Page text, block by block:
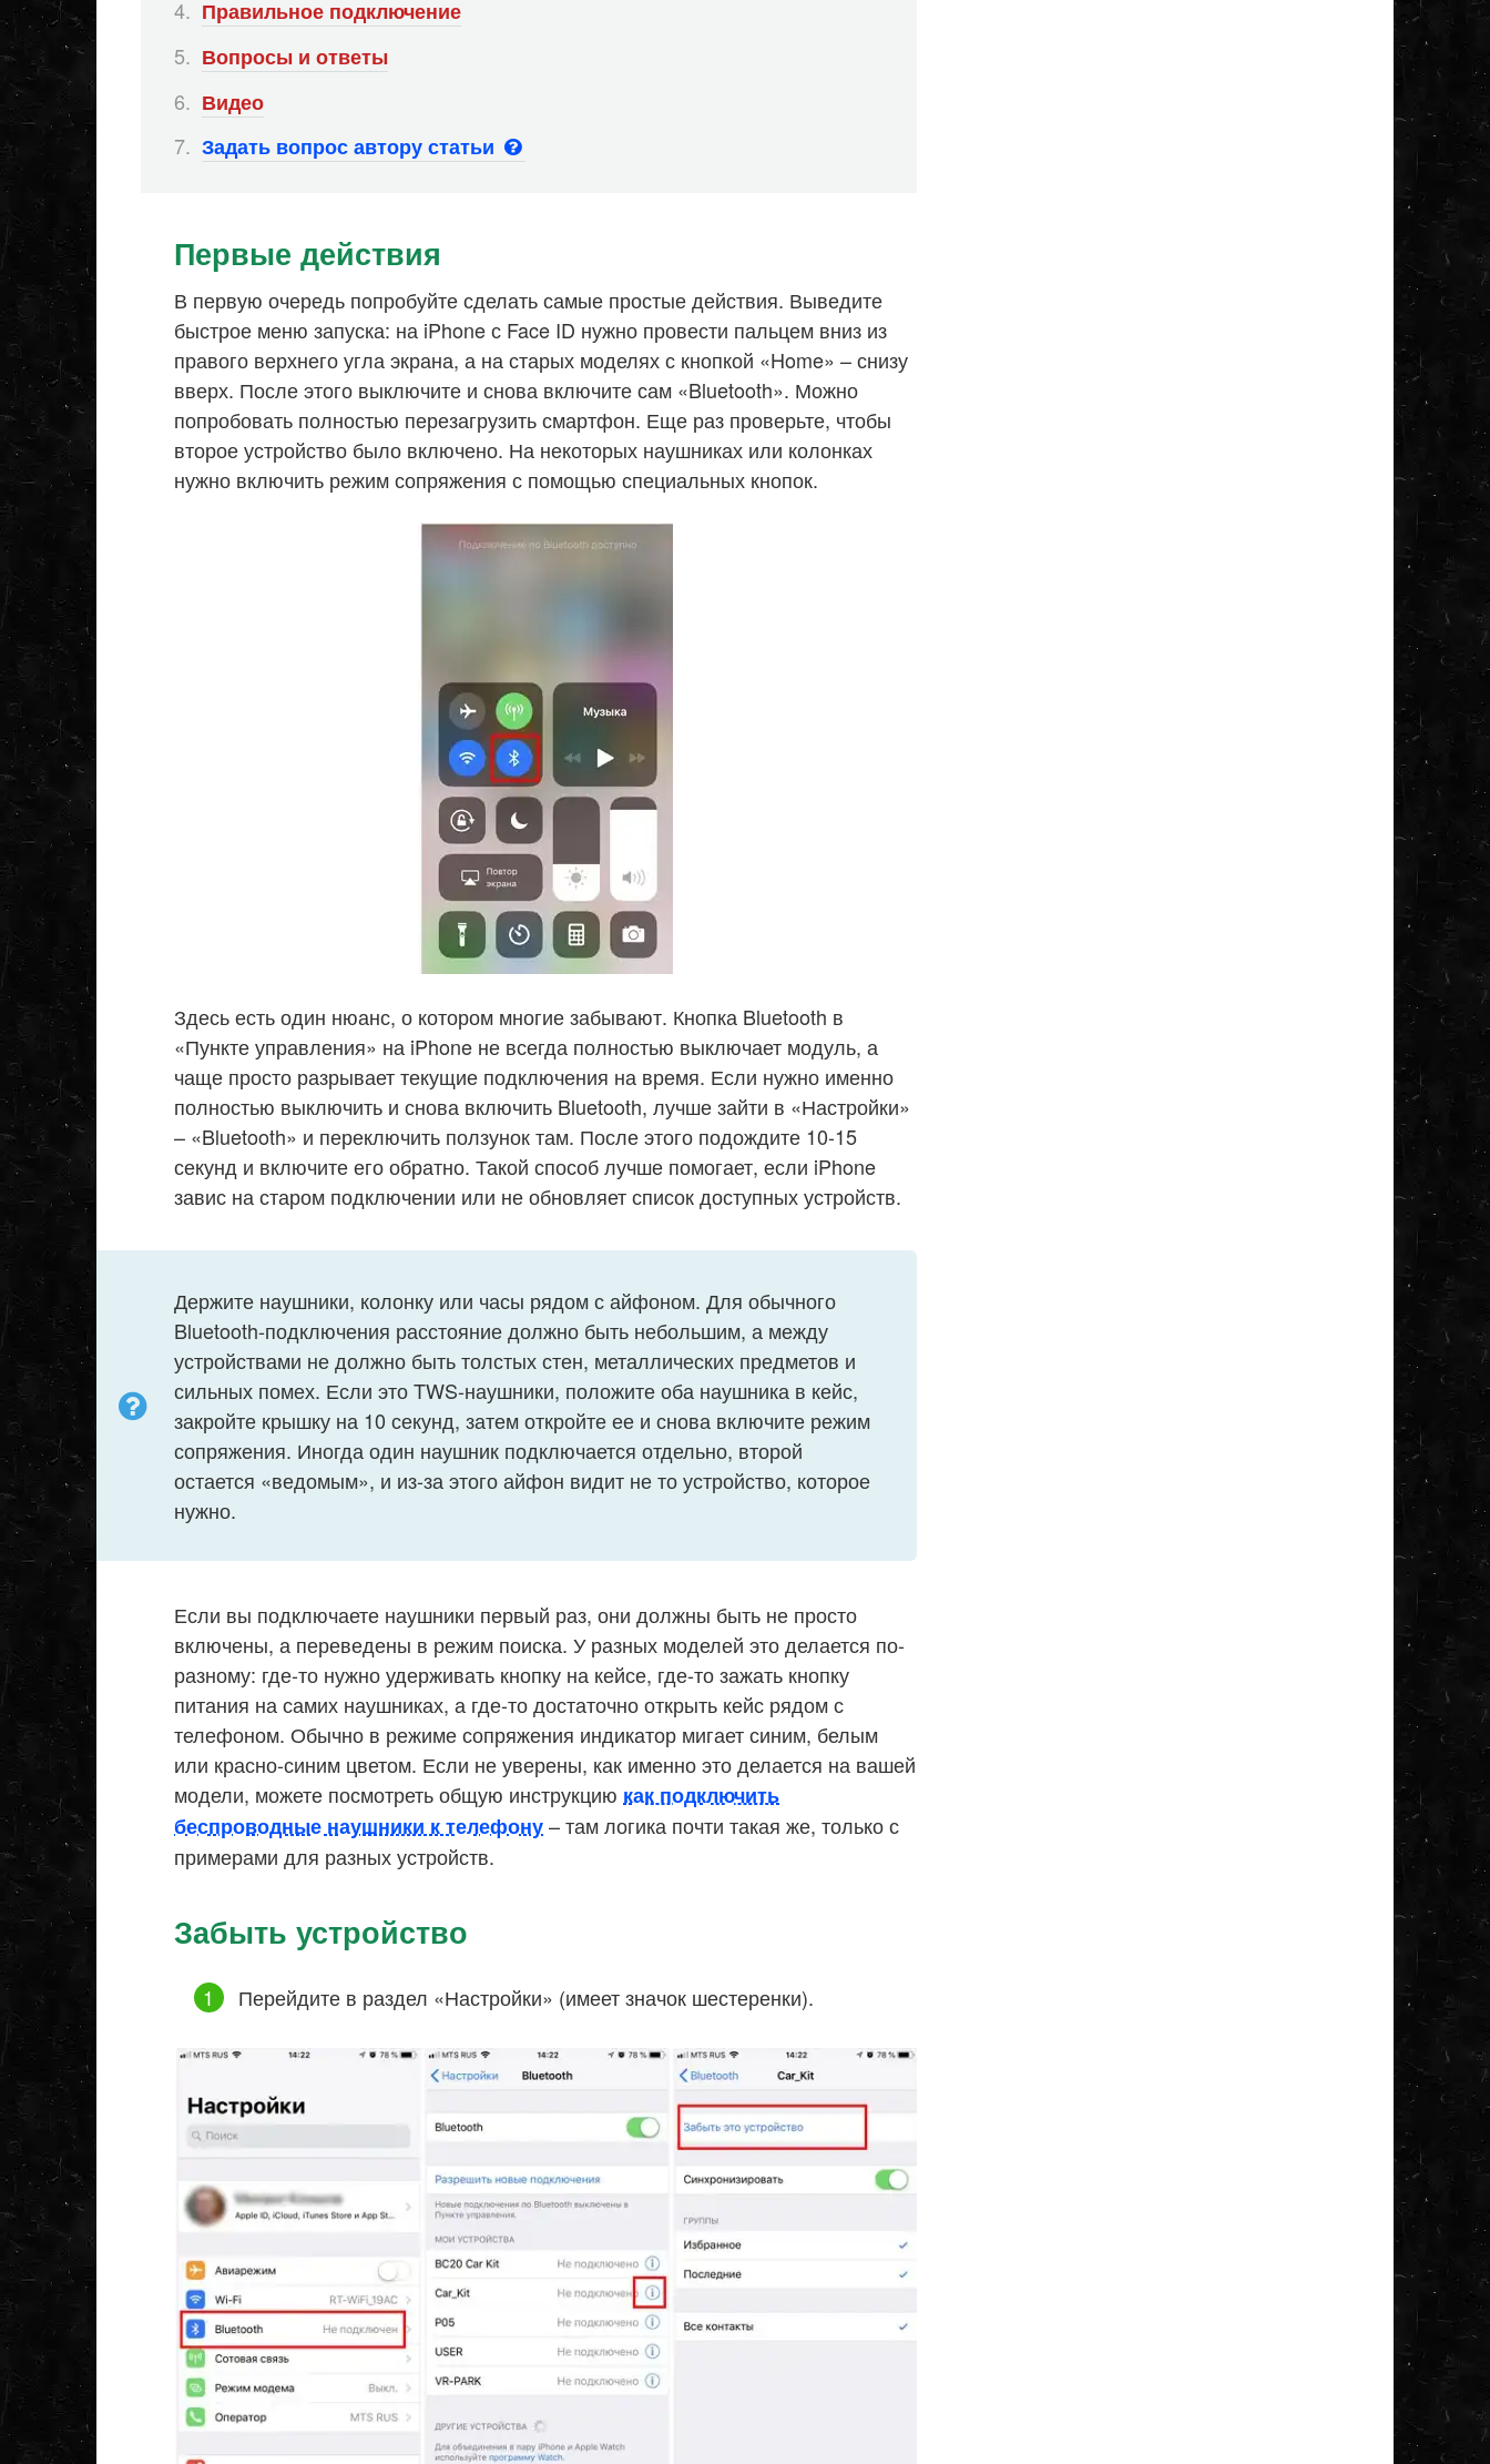
Правильное подключение
Вопросы и ответы
Видео
Задать вопрос автору статьи
Первые действия
В первую очередь попробуйте сделать самые простые действия. Выведите
быстрое меню запуска: на iPhone с Face ID нужно провести пальцем вниз из
правого верхнего угла экрана, а на старых моделях с кнопкой «Home» – снизу
вверх. После этого выключите и снова включите сам «Bluetooth». Можно
попробовать полностью перезагрузить смартфон. Еще раз проверьте, чтобы
второе устройство было включено. На некоторых наушниках или колонках
нужно включить режим сопряжения с помощью специальных кнопок.
Здесь есть один нюанс, о котором многие забывают. Кнопка Bluetooth в
«Пункте управления» на iPhone не всегда полностью выключает модуль, а
чаще просто разрывает текущие подключения на время. Если нужно именно
полностью выключить и снова включить Bluetooth, лучше зайти в «Настройки»
– «Bluetooth» и переключить ползунок там. После этого подождите 10-15
секунд и включите его обратно. Такой способ лучше помогает, если iPhone
завис на старом подключении или не обновляет список доступных устройств.
Держите наушники, колонку или часы рядом с айфоном. Для обычного
Bluetooth-подключения расстояние должно быть небольшим, а между
устройствами не должно быть толстых стен, металлических предметов и
сильных помех. Если это TWS-наушники, положите оба наушника в кейс,
закройте крышку на 10 секунд, затем откройте ее и снова включите режим
сопряжения. Иногда один наушник подключается отдельно, второй
остается «ведомым», и из-за этого айфон видит не то устройство, которое
нужно.
Если вы подключаете наушники первый раз, они должны быть не просто
включены, а переведены в режим поиска. У разных моделей это делается по-
разному: где-то нужно удерживать кнопку на кейсе, где-то зажать кнопку
питания на самих наушниках, а где-то достаточно открыть кейс рядом с
телефоном. Обычно в режиме сопряжения индикатор мигает синим, белым
или красно-синим цветом. Если не уверены, как именно это делается на вашей
модели, можете посмотреть общую инструкцию как подключить
беспроводные наушники к телефону– там логика почти такая же, только с
примерами для разных устройств.
Забыть устройство
Перейдите в раздел «Настройки» (имеет значок шестеренки).